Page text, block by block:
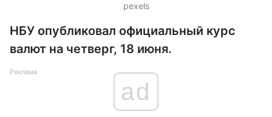
pexels
НБУ опубликовал официальный курс
валют на четверг, 18 июня.
Реклама
ad